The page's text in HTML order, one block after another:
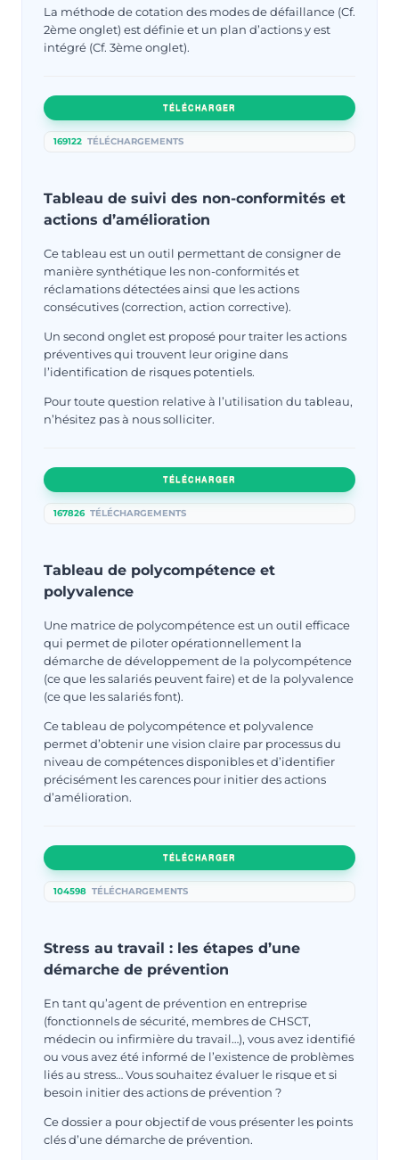
La méthode de cotation des modes de défaillance (Cf.
2ème onglet) est définie et un plan d’actions y est
intégré (Cf. 3ème onglet).
TÉLÉCHARGER
169122 TÉLÉCHARGEMENTS
Tableau de suivi des non-conformités et
actions d’amélioration
Ce tableau est un outil permettant de consigner de
manière synthétique les non-conformités et
réclamations détectées ainsi que les actions
consécutives (correction, action corrective).
Un second onglet est proposé pour traiter les actions
préventives qui trouvent leur origine dans
l’identification de risques potentiels.
Pour toute question relative à l’utilisation du tableau,
n’hésitez pas à nous solliciter.
TÉLÉCHARGER
167826 TÉLÉCHARGEMENTS
Tableau de polycompétence et
polyvalence
Une matrice de polycompétence est un outil efficace
qui permet de piloter opérationnellement la
démarche de développement de la polycompétence
(ce que les salariés peuvent faire) et de la polyvalence
(ce que les salariés font).
Ce tableau de polycompétence et polyvalence
permet d’obtenir une vision claire par processus du
niveau de compétences disponibles et d’identifier
précisément les carences pour initier des actions
d’amélioration.
TÉLÉCHARGER
104598 TÉLÉCHARGEMENTS
Stress au travail : les étapes d’une
démarche de prévention
En tant qu’agent de prévention en entreprise
(fonctionnels de sécurité, membres de CHSCT,
médecin ou infirmière du travail…), vous avez identifié
ou vous avez été informé de l’existence de problèmes
liés au stress… Vous souhaitez évaluer le risque et si
besoin initier des actions de prévention ?
Ce dossier a pour objectif de vous présenter les points
clés d’une démarche de prévention.